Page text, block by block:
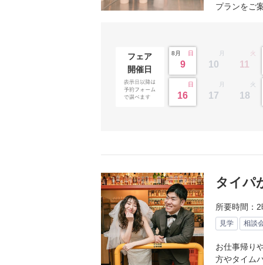
小物
ドレスショ
プランをご
フェア
開催日
8月 日
9
月
10
火
11
日
16
月
17
火
18
タイパ
所要時間：
見学 相談
お仕事帰り
方やタイム